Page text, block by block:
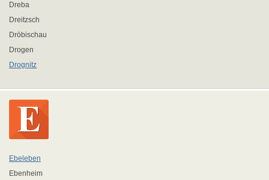
Dreba
Dreitzsch
Dröbischau
Drogen
Drognitz
Ebeleben
Ebenheim